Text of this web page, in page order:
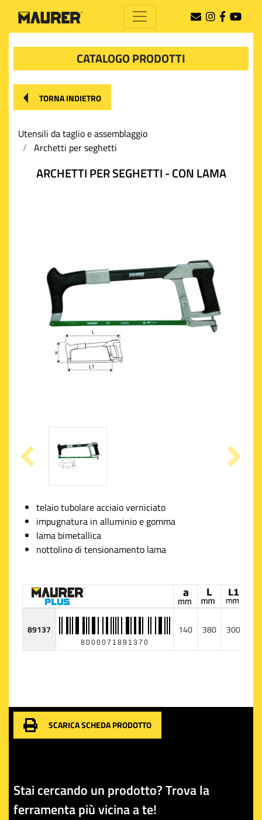
CATALOGO PRODOTTI
TORNA INDIETRO
Utensili da taglio e assemblaggio
Archetti per seghetti
ARCHETTI PER SEGHETTI - CON LAMA
telaio tubolare acciaio verniciato
impugnatura in alluminio e gomma
lama bimetallica
nottolino di tensionamento lama
89137
8000071891370
140 380 300
SCARICA SCHEDA PRODOTTO
Stai cercando un prodotto? Trova la
ferramenta più vicina a te!